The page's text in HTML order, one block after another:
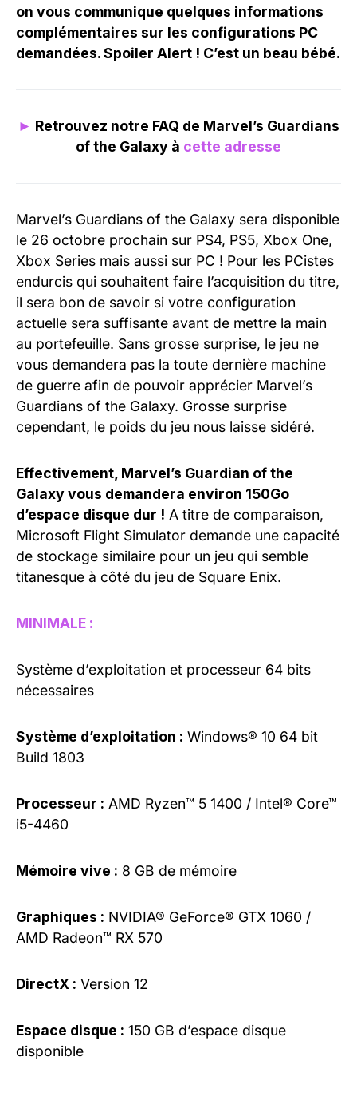
on vous communique quelques informations
complémentaires sur les configurations PC
demandées. Spoiler Alert ! C’est un beau bébé.
► Retrouvez notre FAQ de Marvel’s Guardians
of the Galaxy à cette adresse
Marvel’s Guardians of the Galaxy sera disponible
le 26 octobre prochain sur PS4, PS5, Xbox One,
Xbox Series mais aussi sur PC ! Pour les PCistes
endurcis qui souhaitent faire l’acquisition du titre,
il sera bon de savoir si votre configuration
actuelle sera suffisante avant de mettre la main
au portefeuille. Sans grosse surprise, le jeu ne
vous demandera pas la toute dernière machine
de guerre afin de pouvoir apprécier Marvel’s
Guardians of the Galaxy. Grosse surprise
cependant, le poids du jeu nous laisse sidéré.
Effectivement, Marvel’s Guardian of the
Galaxy vous demandera environ 150Go
d’espace disque dur ! A titre de comparaison,
Microsoft Flight Simulator demande une capacité
de stockage similaire pour un jeu qui semble
titanesque à côté du jeu de Square Enix.
MINIMALE :
Système d’exploitation et processeur 64 bits
nécessaires
Système d’exploitation : Windows® 10 64 bit
Build 1803
Processeur : AMD Ryzen™ 5 1400 / Intel® Core™
i5-4460
Mémoire vive : 8 GB de mémoire
Graphiques : NVIDIA® GeForce® GTX 1060 /
AMD Radeon™ RX 570
DirectX : Version 12
Espace disque : 150 GB d’espace disque
disponible